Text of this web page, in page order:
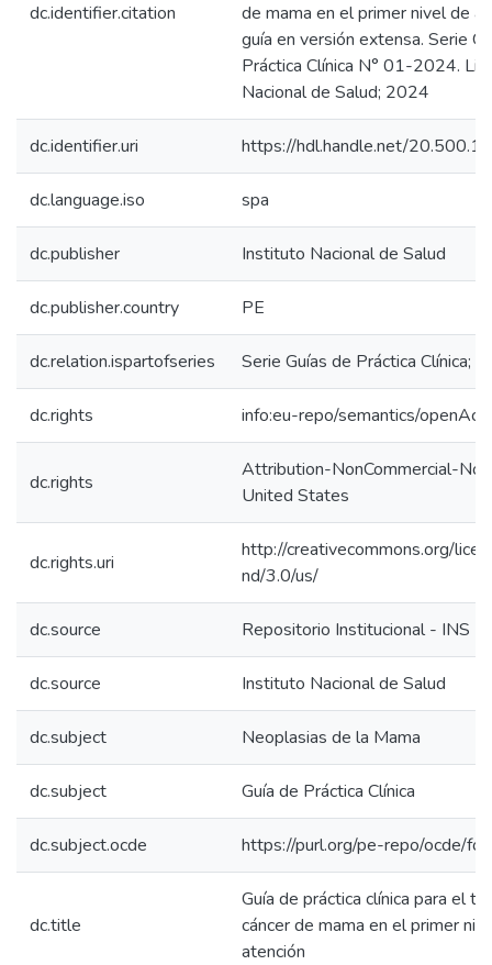
dc.identifier.citation
de mama en el primer nivel de
guía en versión extensa. Serie
Práctica Clínica N° 01-2024.
Nacional de Salud; 2024
dc.identifier.uri https://hdl.handle.net/
dc.language.iso spa
dc.publisher Instituto Nacional de Salud
dc.publisher.country PE
dc.relation.ispartofseries Serie Guías de Práctica Clínica;
dc.rights info:eu-repo/semantics/
dc.rights
Attribution-NonCommercial-
United States
dc.rights.uri
http://creativecommons.org/
nd/3.0/us/
dc.source Repositorio Institucional - INS
dc.source Instituto Nacional de Salud
dc.subject Neoplasias de la Mama
dc.subject Guía de Práctica Clínica
dc.subject.ocde https://purl.org/pe-repo/ocde/
dc.title
Guía de práctica clínica para el
cáncer de mama en el primer
atención